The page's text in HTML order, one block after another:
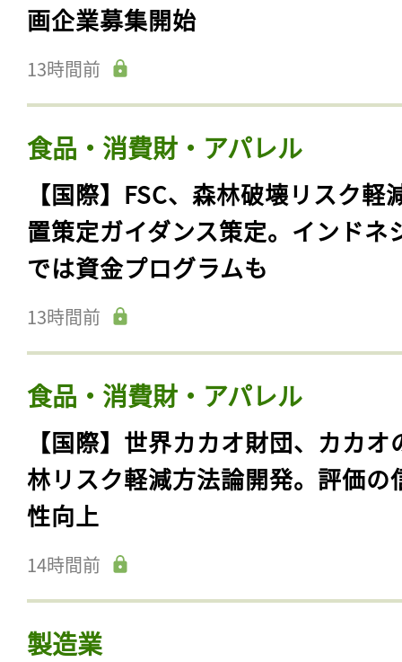
画企業募集開始
13時間前
食品・消費財・アパレル
【国際】FSC、森林破壊リスク軽
置策定ガイダンス策定。インドネ
では資金プログラムも
13時間前
食品・消費財・アパレル
【国際】世界カカオ財団、カカオ
林リスク軽減方法論開発。評価の
性向上
14時間前
製造業